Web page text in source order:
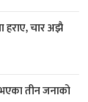
हराए, चार अझै
तीन जनाको